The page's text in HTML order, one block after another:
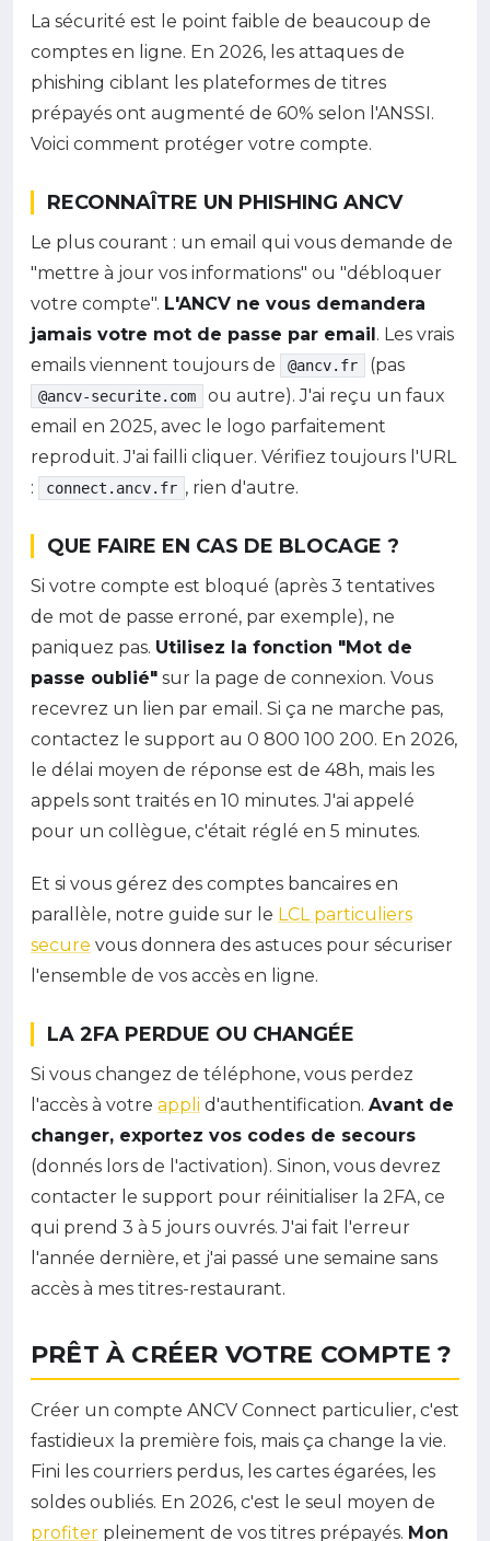
La sécurité est le point faible de beaucoup de
comptes en ligne. En 2026, les attaques de
phishing ciblant les plateformes de titres
prépayés ont augmenté de 60% selon l'ANSSI.
Voici comment protéger votre compte.
RECONNAÎTRE UN PHISHING ANCV
Le plus courant : un email qui vous demande de
"mettre à jour vos informations" ou "débloquer
votre compte". L'ANCV ne vous demandera
jamais votre mot de passe par email. Les vrais
emails viennent toujours de
@ancv.fr (pas
@ancv-securite.com
ou autre). J'ai reçu un faux
email en 2025, avec le logo parfaitement
reproduit. J'ai failli cliquer. Vérifiez toujours l'URL
:
connect.ancv.fr , rien d'autre.
QUE FAIRE EN CAS DE BLOCAGE ?
Si votre compte est bloqué (après 3 tentatives
de mot de passe erroné, par exemple), ne
paniquez pas. Utilisez la fonction "Mot de
passe oublié" sur la page de connexion. Vous
recevrez un lien par email. Si ça ne marche pas,
contactez le support au 0 800 100 200. En 2026,
le délai moyen de réponse est de 48h, mais les
appels sont traités en 10 minutes. J'ai appelé
pour un collègue, c'était réglé en 5 minutes.
Et si vous gérez des comptes bancaires en
parallèle, notre guide sur le LCL particuliers
secure vous donnera des astuces pour sécuriser
l'ensemble de vos accès en ligne.
LA 2FA PERDUE OU CHANGÉE
Si vous changez de téléphone, vous perdez
l'accès à votre appli d'authentification. Avant de
changer, exportez vos codes de secours
(donnés lors de l'activation). Sinon, vous devrez
contacter le support pour réinitialiser la 2FA, ce
qui prend 3 à 5 jours ouvrés. J'ai fait l'erreur
l'année dernière, et j'ai passé une semaine sans
accès à mes titres-restaurant.
PRÊT À CRÉER VOTRE COMPTE ?
Créer un compte ANCV Connect particulier, c'est
fastidieux la première fois, mais ça change la vie.
Fini les courriers perdus, les cartes égarées, les
soldes oubliés. En 2026, c'est le seul moyen de
profiter pleinement de vos titres prépayés. Mon